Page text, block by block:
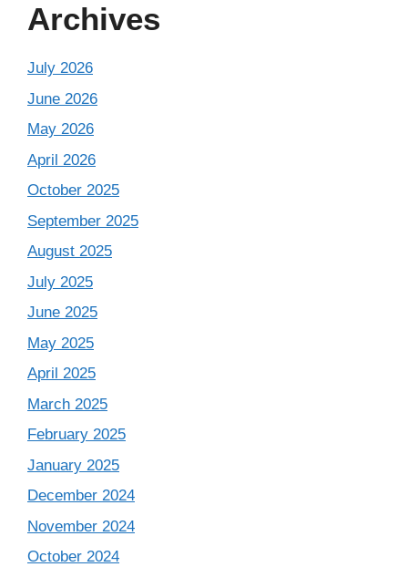
Archives
July 2026
June 2026
May 2026
April 2026
October 2025
September 2025
August 2025
July 2025
June 2025
May 2025
April 2025
March 2025
February 2025
January 2025
December 2024
November 2024
October 2024